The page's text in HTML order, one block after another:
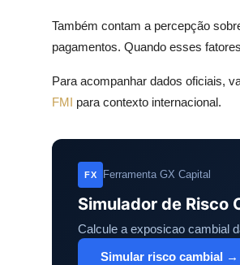
Também contam a percepção
pagamentos. Quando esses
Para acompanhar dados oficiais,
FMI para contexto internacional.
FX Ferramenta GX Capital
Simulador de Risco
Calcule a exposicao cambial
Simular risco cambial →